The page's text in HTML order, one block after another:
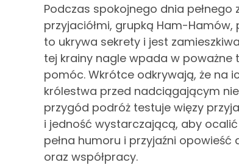
Podczas spokojnego dnia
przyjaciółmi, grupką Ham-
to ukrywa sekrety i jest
tej krainy nagle wpada w
pomóc. Wkrótce odkrywają, że na
królestwa przed nadciągającym
przygód podróż testuje więzy
i jedność wystarczającą, aby
pełna humoru i przyjaźni
oraz współpracy.